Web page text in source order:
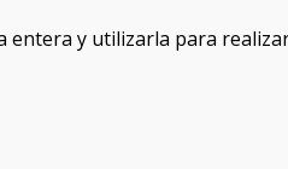
entera y utilizarla para